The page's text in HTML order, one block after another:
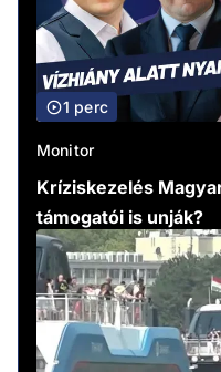
1 perc
Monitor
Kríziskezelés
támogatói is unják?